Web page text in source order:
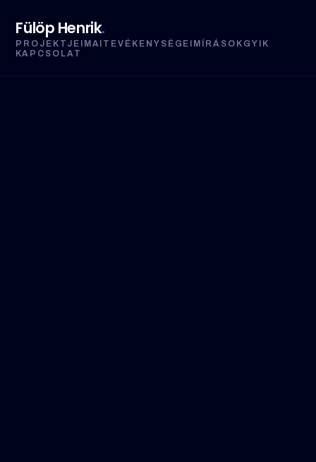
Fülöp Henrik.
PROJEKTJEIM AI TEVÉKENYSÉGEIM ÍRÁSOK GYIK
KAPCSOLAT